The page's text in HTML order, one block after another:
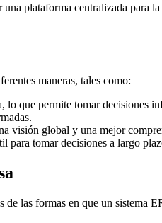
plataforma centralizada para
maneras, tales como:
lo que permite tomar decisiones
visión global y una mejor
para tomar decisiones a largo
las formas en que un sistema